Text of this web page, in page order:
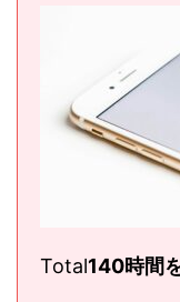
Total140時間